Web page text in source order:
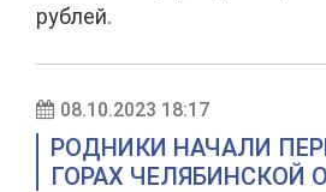
рублей.
08.10.2023 18:17
РОДНИКИ НАЧАЛИ
ГОРАХ ЧЕЛЯБИНСКОЙ